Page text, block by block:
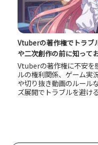
Vtuberの著作権でトラブ
や二次創作の前に知って
Vtuberの著作権に不安を
ルの権利関係、ゲーム実
や切り抜き動画のルール
ズ展開でトラブルを避け
します。活動前に押さ